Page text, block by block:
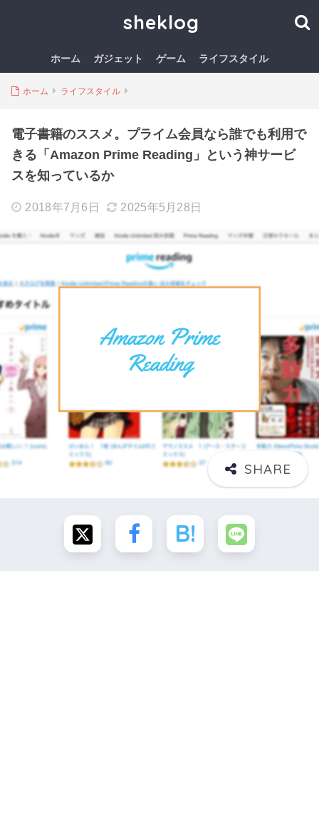
sheklog
ホーム ガジェット ゲーム ライフスタイル
ホーム ライフスタイル
電子書籍のススメ。プライム会員なら誰でも利用で
きる「Amazon Prime Reading」という神サービ
スを知っているか
2018年7月6日 2025年5月28日